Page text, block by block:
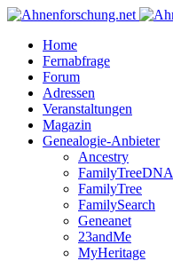
Home
Fernabfrage
Forum
Adressen
Veranstaltungen
Magazin
Genealogie-Anbieter
Ancestry
FamilyTreeDNA
FamilyTree
FamilySearch
Geneanet
23andMe
MyHeritage